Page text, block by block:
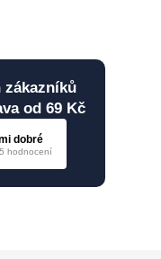
zákazníků
od 69 Kč